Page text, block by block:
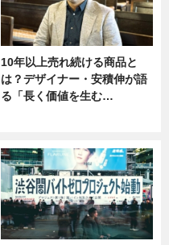
10年以上売れ続ける商品と
は？デザイナー・安積伸が語
る「長く価値を生む…